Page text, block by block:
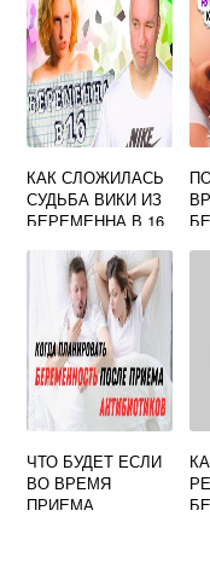
КАК СЛОЖИЛАСЬ
СУДЬБА ВИКИ ИЗ
БЕРЕМЕННА В 16
ЧТО БУДЕТ ЕСЛИ
ВО ВРЕМЯ
ПРИЕМА